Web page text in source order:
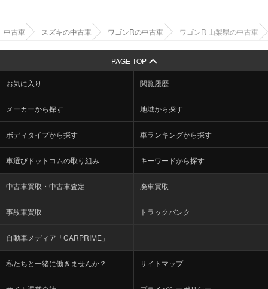
中古車 スズキの中古車 ワゴンRの中古車 ワゴンR 山梨県の中古車
PAGE TOP
お気に入り 閲覧履歴
メーカーから探す 地域から探す
ボディタイプから探す 車ランキングから探す
車選びドットコムの取り組み キーワードから探す
中古車買取・中古車査定 廃車買取
事故車買取 トラックバンク
自動車メディア「CARPRIME」
私たちと一緒に働きませんか？ サイトマップ